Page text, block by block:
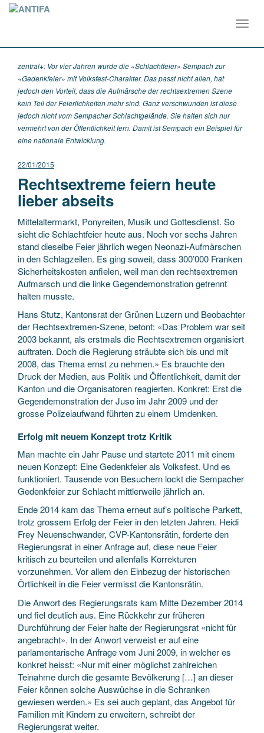
zentral+: Vor vier Jahren wurde die «Schlachtfeier» Sempach zur
«Gedenkfeier» mit Volksfest-Charakter. Das passt nicht allen, hat
jedoch den Vorteil, dass die Aufmärsche der rechtsextremen Szene
kein Teil der Feierlichkeiten mehr sind. Ganz verschwunden ist diese
jedoch nicht vom Sempacher Schlachtgelände. Sie halten sich nur
vermehrt von der Öffentlichkeit fern. Damit ist Sempach ein Beispiel für
eine nationale Entwicklung.
22/01/2015
Rechtsextreme feiern heute
lieber abseits
Mittelaltermarkt, Ponyreiten, Musik und Gottesdienst. So
sieht die Schlachtfeier heute aus. Noch vor sechs Jahren
stand dieselbe Feier jährlich wegen Neonazi-Aufmärschen
in den Schlagzeilen. Es ging soweit, dass 300’000 Franken
Sicherheitskosten anfielen, weil man den rechtsextremen
Aufmarsch und die linke Gegendemonstration getrennt
halten musste.
Hans Stutz, Kantonsrat der Grünen Luzern und Beobachter
der Rechtsextremen-Szene, betont: «Das Problem war seit
2003 bekannt, als erstmals die Rechtsextremen organisiert
auftraten. Doch die Regierung sträubte sich bis und mit
2008, das Thema ernst zu nehmen.» Es brauchte den
Druck der Medien, aus Politik und Öffentlichkeit, damit der
Kanton und die Organisatoren reagierten. Konkret: Erst die
Gegendemonstration der Juso im Jahr 2009 und der
grosse Polizeiaufwand führten zu einem Umdenken.
Erfolg mit neuem Konzept trotz Kritik
Man machte ein Jahr Pause und startete 2011 mit einem
neuen Konzept: Eine Gedenkfeier als Volksfest. Und es
funktioniert. Tausende von Besuchern lockt die Sempacher
Gedenkfeier zur Schlacht mittlerweile jährlich an.
Ende 2014 kam das Thema erneut auf’s politische Parkett,
trotz grossem Erfolg der Feier in den letzten Jahren. Heidi
Frey Neuenschwander, CVP-Kantonsrätin, forderte den
Regierungsrat in einer Anfrage auf, diese neue Feier
kritisch zu beurteilen und allenfalls Korrekturen
vorzunehmen. Vor allem den Einbezug der historischen
Örtlichkeit in die Feier vermisst die Kantonsrätin.
Die Anwort des Regierungsrats kam Mitte Dezember 2014
und fiel deutlich aus. Eine Rückkehr zur früheren
Durchführung der Feier halte der Regierungsrat «nicht für
angebracht». In der Anwort verweist er auf eine
parlamentarische Anfrage vom Juni 2009, in welcher es
konkret heisst: «Nur mit einer möglichst zahlreichen
Teinahme durch die gesamte Bevölkerung […] an dieser
Feier können solche Auswüchse in die Schranken
gewiesen werden.» Es sei auch geplant, das Angebot für
Familien mit Kindern zu erweitern, schreibt der
Regierungsrat weiter.